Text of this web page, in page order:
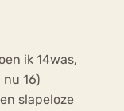
ik 14was,
16)
slapeloze